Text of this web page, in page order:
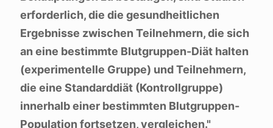
erforderlich, die die gesundheitlichen
Ergebnisse zwischen Teilnehmern, die sich
an eine bestimmte Blutgruppen-Diät halten
(experimentelle Gruppe) und Teilnehmern,
die eine Standarddiät (Kontrollgruppe)
innerhalb einer bestimmten Blutgruppen-
Population fortsetzen, vergleichen."